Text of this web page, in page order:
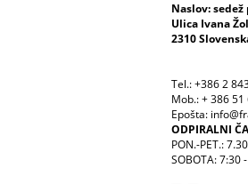
Naslov:
Ulica Ivana
2310
Tel.: +386 2
Mob.: + 386
Epošta:
ODPIRALNI
PON.-PET.:
SOBOTA: 7:30